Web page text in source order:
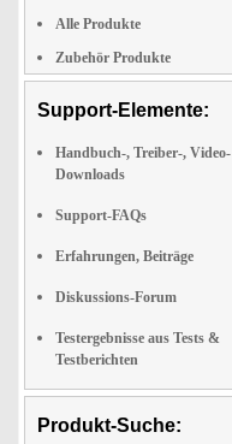
Alle Produkte
Zubehör Produkte
Support-Elemente:
Handbuch-, Treiber-, Video-
Downloads
Support-FAQs
Erfahrungen, Beiträge
Diskussions-Forum
Testergebnisse aus Tests &
Testberichten
Produkt-Suche: